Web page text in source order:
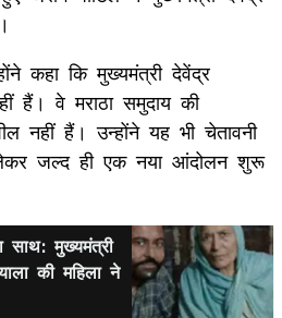
कहा कि मुख्यमंत्री देवेंद्र
हैं। वे मराठा समुदाय की
नहीं हैं। उन्होंने यह भी चेतावनी
जल्द ही एक नया आंदोलन शुरू
साथ: मुख्यमंत्री
की महिला ने